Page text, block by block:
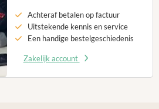
Achteraf betalen op factuur
Uitstekende kennis en service
Een handige bestelgeschiedenis
Zakelijk account